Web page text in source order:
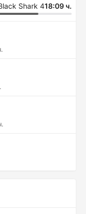
Shark 418:09 ч.